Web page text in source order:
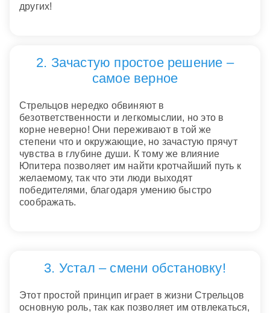
других!
2. Зачастую простое решение –
самое верное
Стрельцов нередко обвиняют в
безответственности и легкомыслии, но это в
корне неверно! Они переживают в той же
степени что и окружающие, но зачастую прячут
чувства в глубине души. К тому же влияние
Юпитера позволяет им найти кротчайший путь к
желаемому, так что эти люди выходят
победителями, благодаря умению быстро
соображать.
3. Устал – смени обстановку!
Этот простой принцип играет в жизни Стрельцов
основную роль, так как позволяет им отвлекаться,